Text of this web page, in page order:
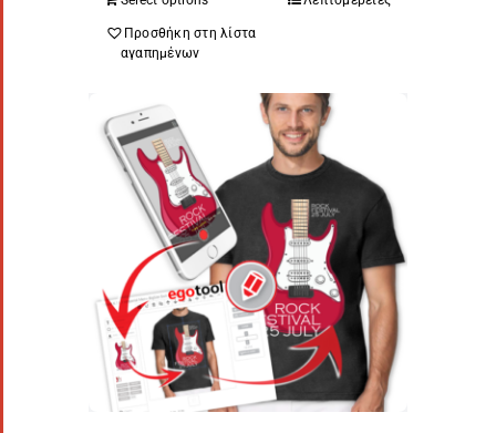
Προσθήκη στη λίστα
αγαπημένων